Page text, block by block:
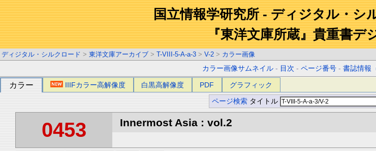
国立情報学研究所 - ディジタル・シ
『東洋文庫所蔵』貴重書デ
ディジタル・シルクロード > 東洋文庫アーカイブ > T-VIII-5-A-a-3 > V-2 > カラー画像
カラー画像サムネイル - 目次 -ページ番号 -書誌情報
カラー IIIFカラー高解像度 白黒高解像度 PDF グラフィック
ページ検索 タイトル
0453 Innermost Asia : vol.2